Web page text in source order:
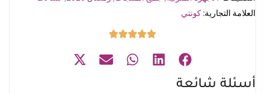
العلامة التجارية: كونتي
أسئلة شائعة